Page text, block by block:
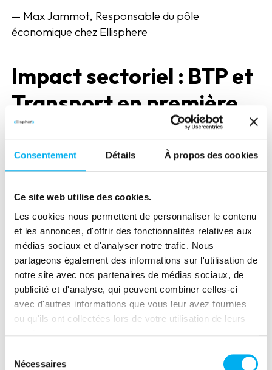
Consentement Détails À propos des cookies
Ce site web utilise des cookies.
Les cookies nous permettent de personnaliser le contenu
et les annonces, d'offrir des fonctionnalités relatives aux
médias sociaux et d'analyser notre trafic. Nous
partageons également des informations sur l'utilisation de
notre site avec nos partenaires de médias sociaux, de
publicité et d'analyse, qui peuvent combiner celles-ci
avec d'autres informations que vous leur avez fournies
ou qu'ils ont collectées lors de votre utilisation de leurs
Nécessaires
— Max Jammot, Responsable du pôle
économique chez Ellisphere
Impact sectoriel : BTP et
Transport en première
ligne
Parmi les secteurs les plus touchés, le BTP
défaillances avec une croissance de 36,5 % des
redressements et liquidations judiciaires. Ce
secteur, crucial pour l'économie française, est
confronté à une baisse d’activité et à une
instabilité économique qui ont conduit le
gouvernement à réagir. Deux mesures
récemment annoncées par le gouvernement
visent à soutenir le BTP : l’extension du prêt à taux
zéro pour les primo-accédants à l’ensemble du
territoire et l’allègement des critères du Diagnostic